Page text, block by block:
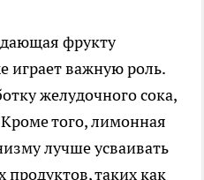
фрукту
играет важную роль.
желудочного сока,
того, лимонная
лучше усваивать
продуктов, таких как